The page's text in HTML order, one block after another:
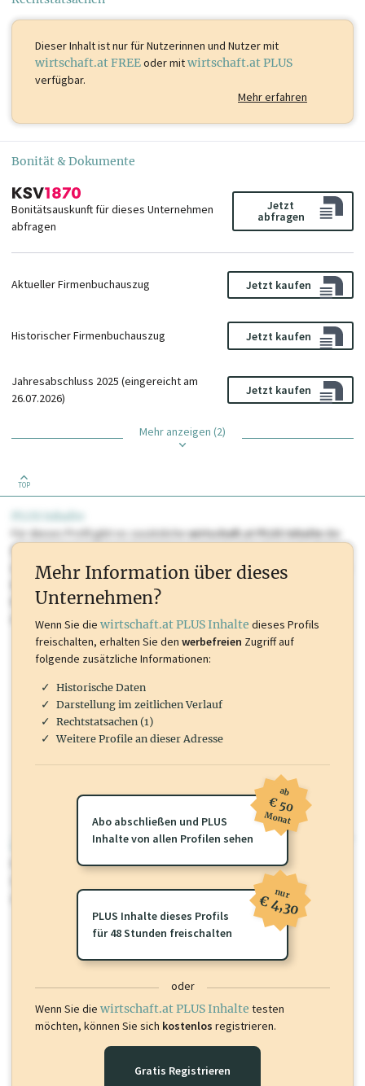
Dieser Inhalt istnur für Nutzerinnen und Nutzer mit
wirtschaft.at FREEoder mitwirtschaft.at PLUS
verfügbar.
Mehr erfahren
Bonität & Dokumente
Bonitätsauskunft für dieses Unternehmen
abfragen
Jetzt
abfragen
Aktueller Firmenbuchauszug Jetzt kaufen
Historischer Firmenbuchauszug Jetzt kaufen
Jahresabschluss 2025 (eingereicht am
26.07.2026)
Jetzt kaufen
Mehr anzeigen (2)
TOP
PLUS Inhalte
Für dieses Profil gibt es zusätzlichewirtschaft.at PLUS Inhaltedie
Sie momentan nicht einsehen können. Schalten Sie dieses Profil frei
oder loggen Sie sich ein um diese Inhalte zu sehen. wirtschaft.at PLUS
Marken, Patente, Rechtstatsachen, OTS-Aussendungen, und viele
mehr.
wirtschaft.at PLUS
Für dieses Profil gibt es zusätzlichewirtschaft.at PLUS Inhalte
Sie momentan nicht einsehen können. Schalten Sie dieses Profil frei
oder loggen Sie sich ein um diese Inhalte zu sehen.
Mehr Information über dieses
Unternehmen?
Wenn Sie die wirtschaft.at PLUS Inhalte dieses Profils
freischalten, erhalten Sie den werbefreien Zugriff auf
folgende zusätzliche Informationen:
Historische Daten
Darstellung im zeitlichen Verlauf
Rechtstatsachen (1)
Weitere Profile an dieser Adresse
Abo abschließen und PLUS
Inhalte von allen Profilen sehen
ab
€ 50
Monat
PLUS Inhalte dieses Profils
für 48 Stunden freischalten
nur
€ 4,30
oder
Wenn Sie die wirtschaft.at PLUS Inhalte testen
möchten, können Sie sich kostenlos registrieren.
Gratis Registrieren